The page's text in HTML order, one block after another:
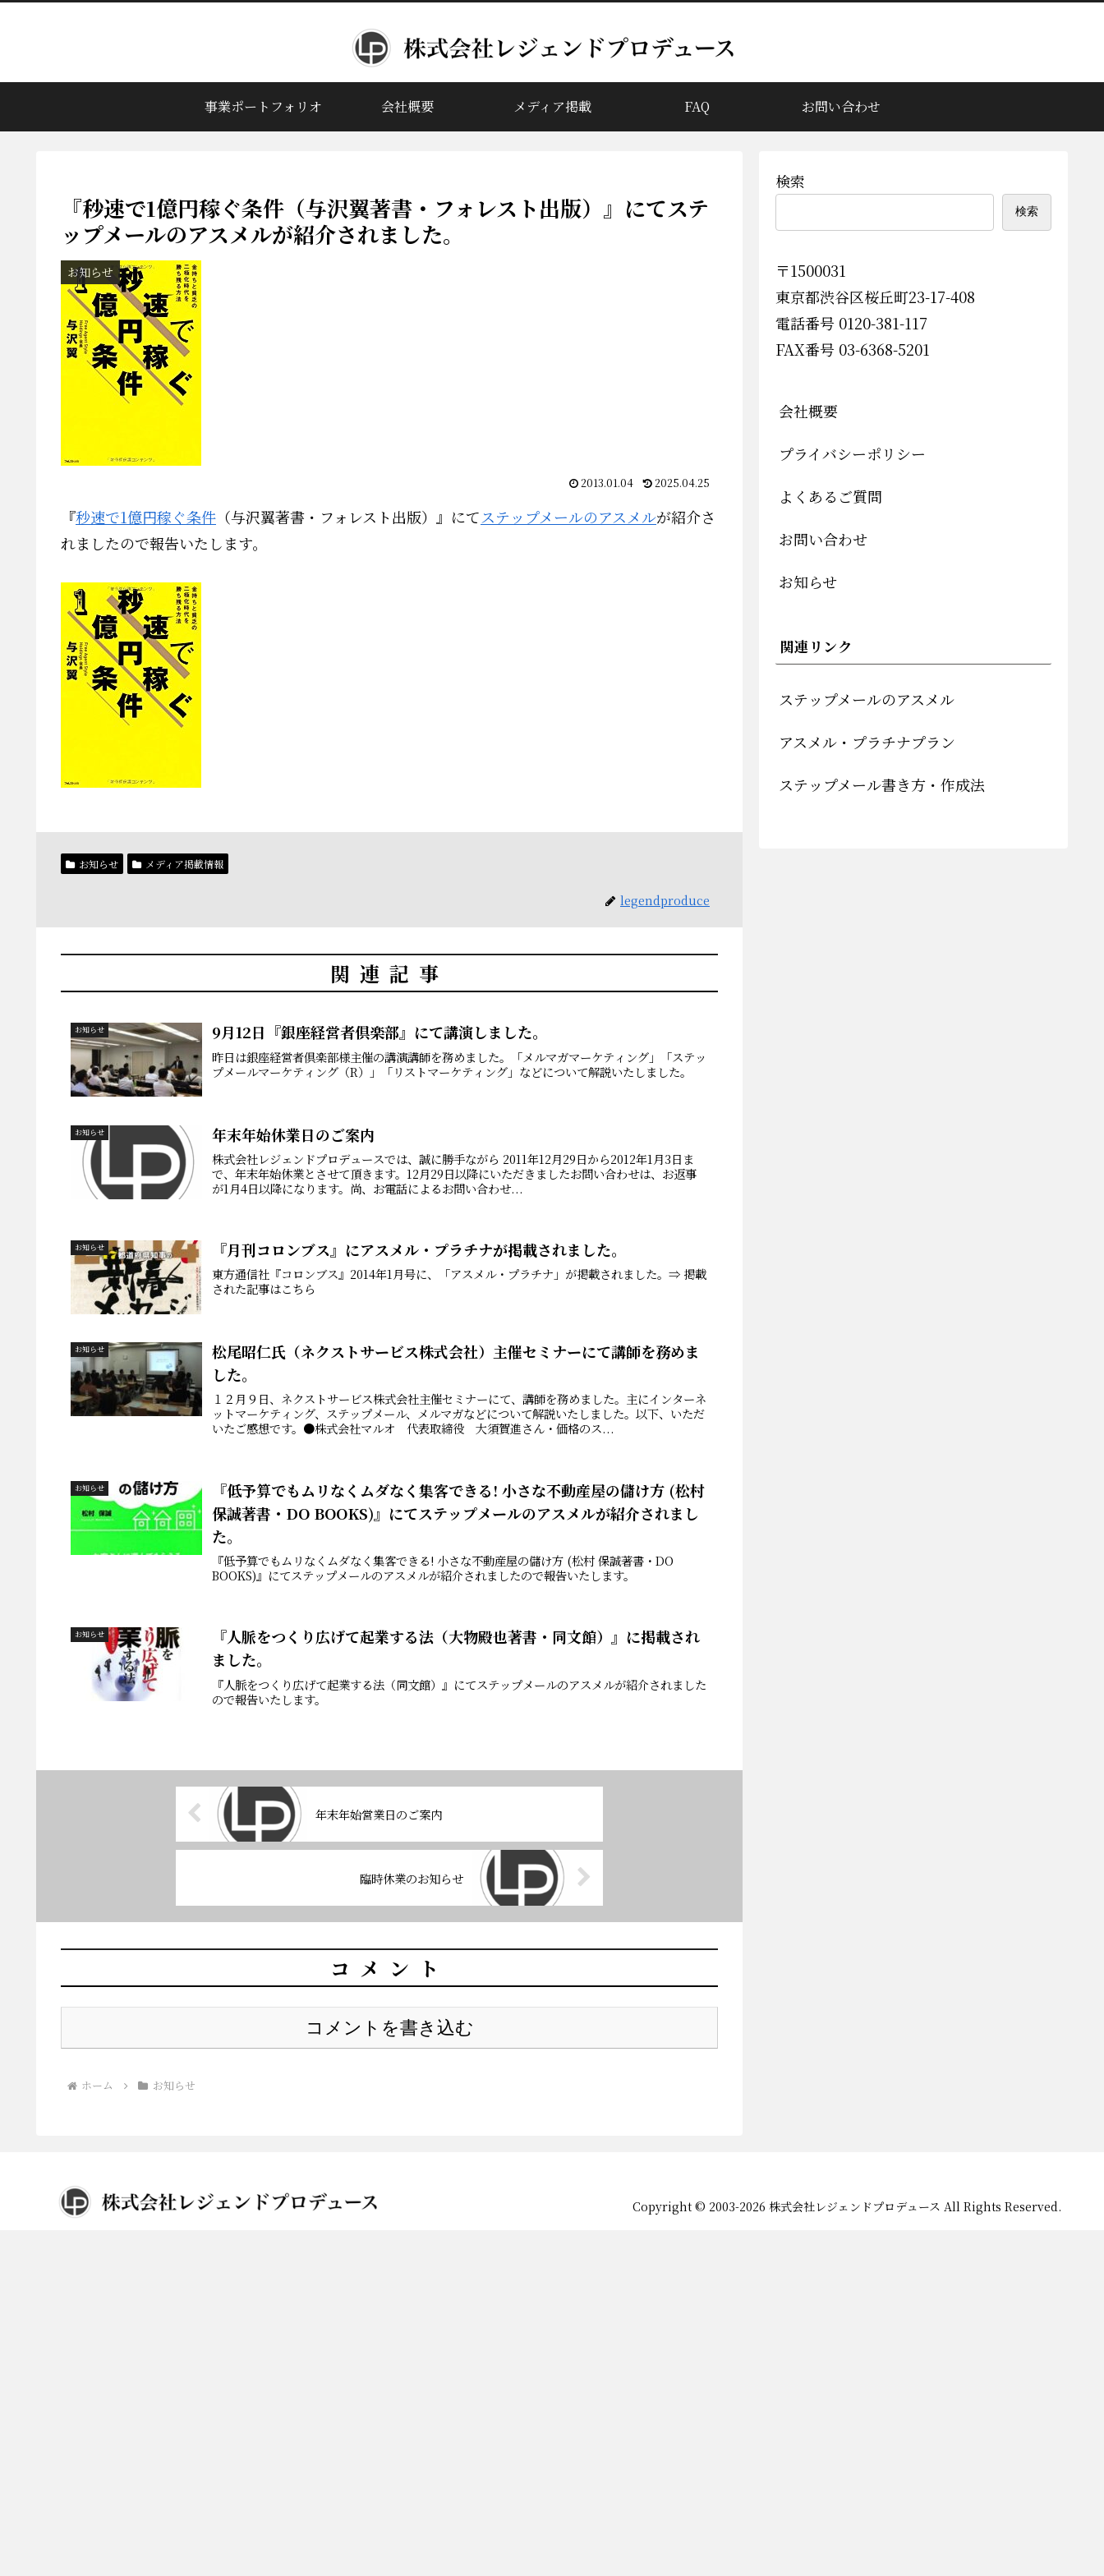
事業ポートフォリオ 会社概要 メディア掲載 FAQ お問い合わせ
『秒速で1億円稼ぐ条件（与沢翼著書・フォレスト出版）』にてステ
ップメールのアスメルが紹介されました。
お知らせ
2013.01.04 2025.04.25
『秒速で1億円稼ぐ条件 （与沢翼著書・フォレスト出版）』にてステップメールのアスメルが紹介さ
れましたので報告いたします。
お知らせ メディア掲載情報
legendproduce
関連記事
お知らせ 9月12日『銀座経営者倶楽部』にて講演しました。
昨日は銀座経営者倶楽部様主催の講演講師を務めました。「メルマガマーケティング」「ステッ
プメールマーケティング（R）」「リストマーケティング」などについて解説いたしました。
お知らせ 年末年始休業日のご案内
株式会社レジェンドプロデュースでは、誠に勝手ながら 2011年12月29日から2012年1月3日ま
で、年末年始休業とさせて頂きます。12月29日以降にいただきましたお問い合わせは、お返事
が1月4日以降になります。尚、お電話によるお問い合わせ...
お知らせ 『月刊コロンブス』にアスメル・プラチナが掲載されました。
東方通信社『コロンブス』2014年1月号に、「アスメル・プラチナ」が掲載されました。⇒ 掲載
された記事はこちら
お知らせ
松尾昭仁氏（ネクストサービス株式会社）主催セミナーにて講師を務めま
した。
１２月９日、ネクストサービス株式会社主催セミナーにて、講師を務めました。主にインターネ
ットマーケティング、ステップメール、メルマガなどについて解説いたしました。以下、いただ
いたご感想です。●株式会社マルオ 代表取締役 大須賀進さん・価格のス...
お知らせ
『低予算でもムリなくムダなく集客できる! 小さな不動産屋の儲け方 (松村
保誠著書・DO BOOKS)』にてステップメールのアスメルが紹介されまし
た。
『低予算でもムリなくムダなく集客できる! 小さな不動産屋の儲け方 (松村 保誠著書・DO
BOOKS)』にてステップメールのアスメルが紹介されましたので報告いたします。
お知らせ
『人脈をつくり広げて起業する法（大物殿也著書・同文館）』に掲載され
ました。
『人脈をつくり広げて起業する法（同文館）』にてステップメールのアスメルが紹介されました
ので報告いたします。
年末年始営業日のご案内
臨時休業のお知らせ
コメント
コメントを書き込む
ホーム お知らせ
検索
検索
〒1500031
東京都渋谷区桜丘町23-17-408
電話番号 0120-381-117
FAX番号 03-6368-5201
会社概要
プライバシーポリシー
よくあるご質問
お問い合わせ
お知らせ
関連リンク
ステップメールのアスメル
アスメル・プラチナプラン
ステップメール書き方・作成法
Copyright © 2003-2026 株式会社レジェンドプロデュース All Rights Reserved.